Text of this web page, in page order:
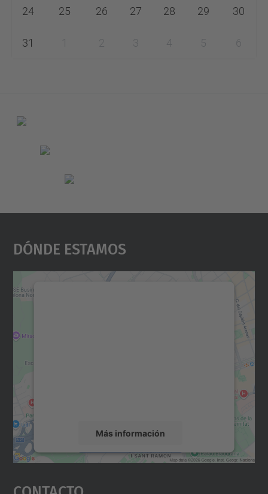
24 25 26 27 28 29 30
31 1 2 3 4 5 6
Dónde Estamos
Más información
Aceptar
powered by